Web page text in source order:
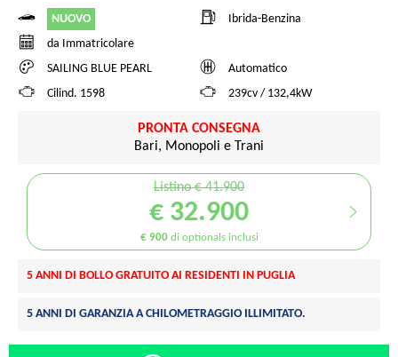
NUOVO
Ibrida-Benzina
da Immatricolare
SAILING BLUE PEARL
Automatico
Cilind. 1598
239cv / 132,4kW
PRONTA CONSEGNA
Bari, Monopoli e Trani
Listino € 41.900
€ 32.900
€ 900di optionals inclusi
5 ANNI DI BOLLO GRATUITO AI RESIDENTI IN PUGLIA
5 ANNI DI GARANZIA A CHILOMETRAGGIO ILLIMITATO.